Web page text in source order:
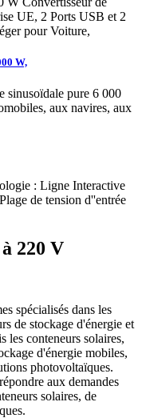
UE, 2 Ports USB et 2
pour Voiture,
W,
pure 6 000
aux navires, aux
: Ligne Interactive
de tension d''entrée
220 V
spécialisés dans les
de stockage d'énergie et
les conteneurs solaires,
d'énergie mobiles,
photovoltaïques.
aux demandes
solaires, de